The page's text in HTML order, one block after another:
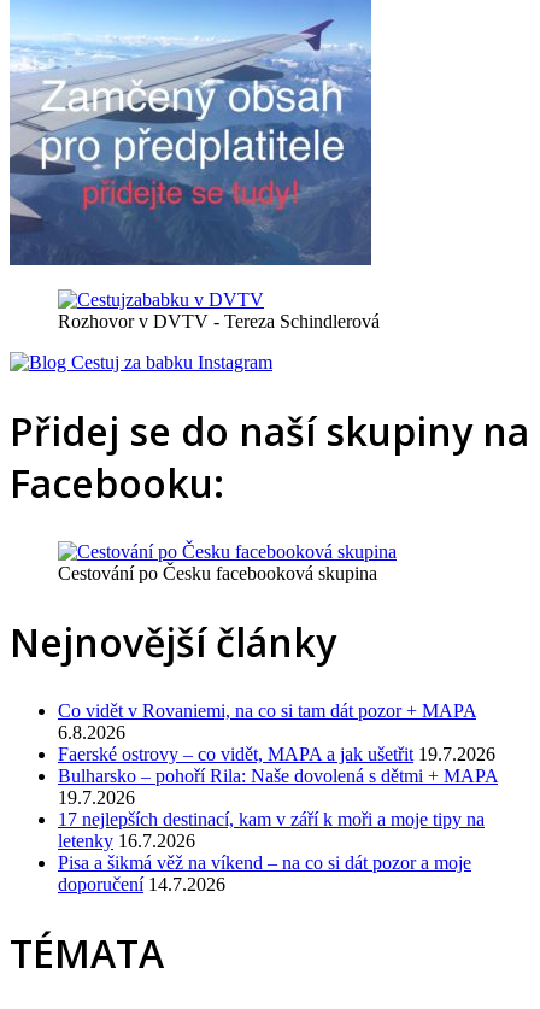
Rozhovor v DVTV - Tereza Schindlerová
Přidej se do naší skupiny na
Facebooku:
Cestování po Česku facebooková skupina
Nejnovější články
Co vidět v Rovaniemi, na co si tam dát pozor + MAPA
6.8.2026
Faerské ostrovy – co vidět, MAPA a jak ušetřit 19.7.2026
Bulharsko – pohoří Rila: Naše dovolená s dětmi + MAPA
19.7.2026
17 nejlepších destinací, kam v září k moři a moje tipy na
letenky 16.7.2026
Pisa a šikmá věž na víkend – na co si dát pozor a moje
doporučení 14.7.2026
TÉMATA